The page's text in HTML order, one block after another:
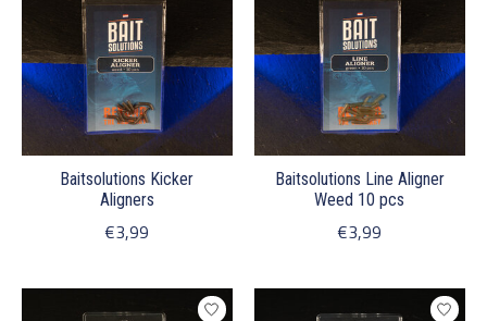
Baitsolutions Kicker
Aligners
€3,99
Baitsolutions Line Aligner
Weed 10 pcs
€3,99